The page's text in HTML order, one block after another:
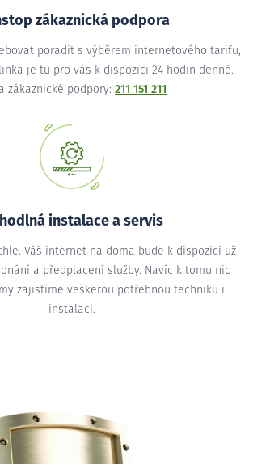
zákaznická podpora
poradit s výběrem internetového tarifu,
je tu pro vás k dispozici 24 hodin denně.
zákaznické podpory: 211 151 211
instalace a servis
Váš internet na doma bude k dispozici už
a předplacení služby. Navíc k tomu nic
zajistíme veškerou potřebnou techniku i
instalaci.